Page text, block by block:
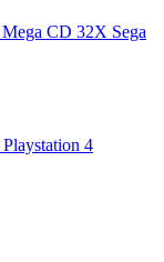
Mega CD 32X Sega
Playstation 4